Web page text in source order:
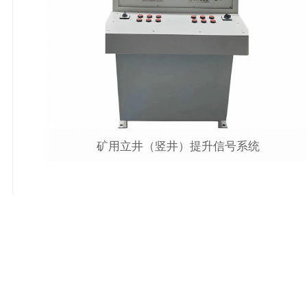
矿用立井（竖井）提升信号系统